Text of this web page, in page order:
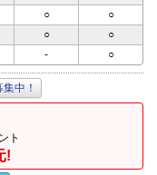
○
○
○
○
- ○
中！
ト
!